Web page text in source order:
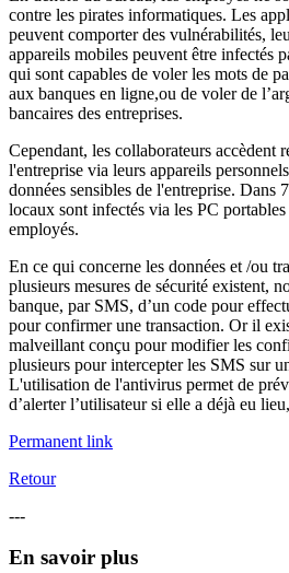
contre les pirates informatiques. Les
peuvent comporter des vulnérabilités,
appareils mobiles peuvent être infectés
qui sont capables de voler les mots de
aux banques en ligne,ou de voler de
bancaires des entreprises.
Cependant, les collaborateurs accèdent
l'entreprise via leurs appareils
données sensibles de l'entreprise. Dans
locaux sont infectés via les PC
employés.
En ce qui concerne les données et /ou
plusieurs mesures de sécurité existent,
banque, par SMS, d’un code pour
pour confirmer une transaction. Or il
malveillant conçu pour modifier les
plusieurs pour intercepter les SMS sur
L'utilisation de l'antivirus permet de
d’alerter l’utilisateur si elle a déjà eu
Permanent link
Retour
---
En savoir plus